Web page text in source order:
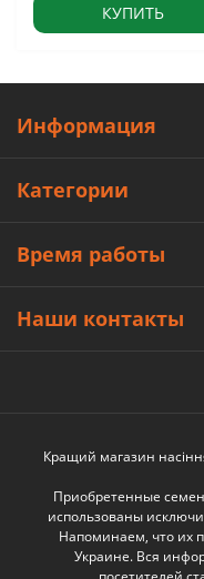
КУПИТЬ
Информация
Категории
Время работы
Наши контакты
Кращий магазин
Приобретенные
использованы
Напоминаем, что их
Украине. Вся